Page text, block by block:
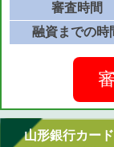
審査時間
融資までの時
山形銀行カー